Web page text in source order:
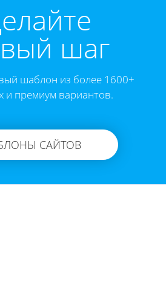
шаг
шаблон из более 1600+
и премиум вариантов.
САЙТОВ